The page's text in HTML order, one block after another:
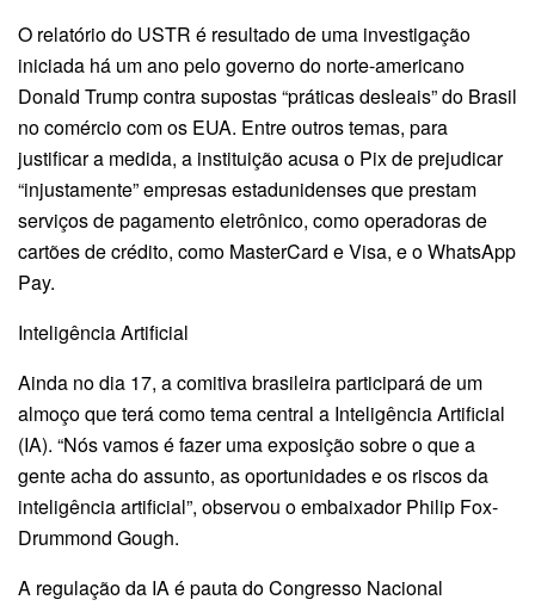
O relatório do USTR é resultado de uma investigação
iniciada há um ano pelo governo do norte-americano
Donald Trump contra supostas “práticas desleais” do Brasil
no comércio com os EUA. Entre outros temas, para
justificar a medida, a instituição acusa o Pix de prejudicar
“injustamente” empresas estadunidenses que prestam
serviços de pagamento eletrônico, como operadoras de
cartões de crédito, como MasterCard e Visa, e o WhatsApp
Pay.
Inteligência Artificial
Ainda no dia 17, a comitiva brasileira participará de um
almoço que terá como tema central a Inteligência Artificial
(IA). “Nós vamos é fazer uma exposição sobre o que a
gente acha do assunto, as oportunidades e os riscos da
inteligência artificial”, observou o embaixador Philip Fox-
Drummond Gough.
A regulação da IA é pauta do Congresso Nacional